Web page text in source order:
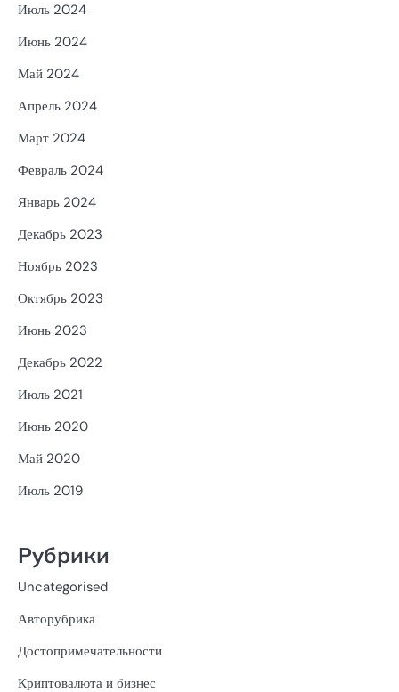
Июль 2024
Июнь 2024
Май 2024
Апрель 2024
Март 2024
Февраль 2024
Январь 2024
Декабрь 2023
Ноябрь 2023
Октябрь 2023
Июнь 2023
Декабрь 2022
Июль 2021
Июнь 2020
Май 2020
Июль 2019
Рубрики
Uncategorised
Авторубрика
Достопримечательности
Криптовалюта и бизнес